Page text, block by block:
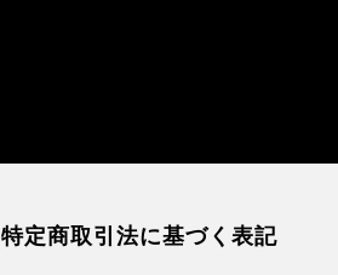
特定商取引法に基づく表記